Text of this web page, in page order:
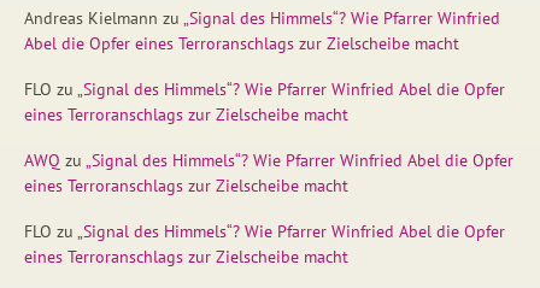
Andreas Kielmann zu „Signal des Himmels“? Wie Pfarrer Winfried
Abel die Opfer eines Terroranschlags zur Zielscheibe macht
FLO zu „Signal des Himmels“? Wie Pfarrer Winfried Abel die Opfer
eines Terroranschlags zur Zielscheibe macht
AWQ zu „Signal des Himmels“? Wie Pfarrer Winfried Abel die Opfer
eines Terroranschlags zur Zielscheibe macht
FLO zu „Signal des Himmels“? Wie Pfarrer Winfried Abel die Opfer
eines Terroranschlags zur Zielscheibe macht